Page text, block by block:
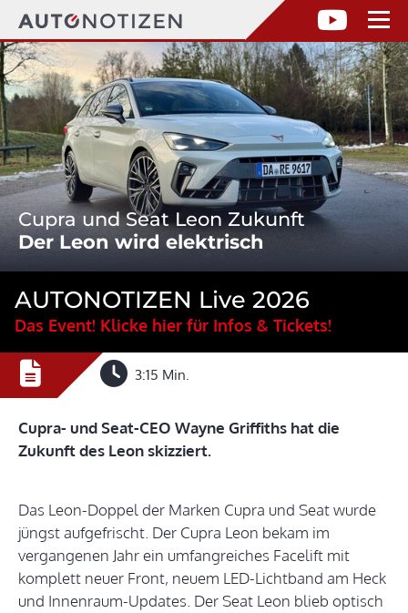
Cupra und Seat Leon Zukunft
Der Leon wird elektrisch
AUTONOTIZEN Live 2026
Das Event! Klicke hier für Infos & Tickets!
3:15 Min.
Cupra- und Seat-CEO Wayne Griffiths hat die
Zukunft des Leon skizziert.
Das Leon-Doppel der Marken Cupra und Seat wurde
jüngst aufgefrischt. Der Cupra Leon bekam im
vergangenen Jahr ein umfangreiches Facelift mit
komplett neuer Front, neuem LED-Lichtband am Heck
und Innenraum-Updates. Der Seat Leon blieb optisch